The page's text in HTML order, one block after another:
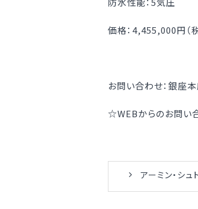
価格：4,455,000円（
お問い合わせ：銀座
☆WEBからのお問い
アーミン・シ